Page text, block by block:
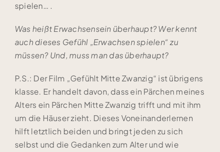
spielen… .
Was heißt Erwachsensein überhaupt? Wer kennt
auch dieses Gefühl „Erwachsen spielen“ zu
müssen? Und, muss man das überhaupt?
P.S.: Der Film „Gefühlt Mitte Zwanzig“ ist übrigens
klasse. Er handelt davon, dass ein Pärchen meines
Alters ein Pärchen Mitte Zwanzig trifft und mit ihm
um die Häuser zieht. Dieses Voneinanderlernen
hilft letztlich beiden und bringt jeden zu sich
selbst und die Gedanken zum Alter und wie